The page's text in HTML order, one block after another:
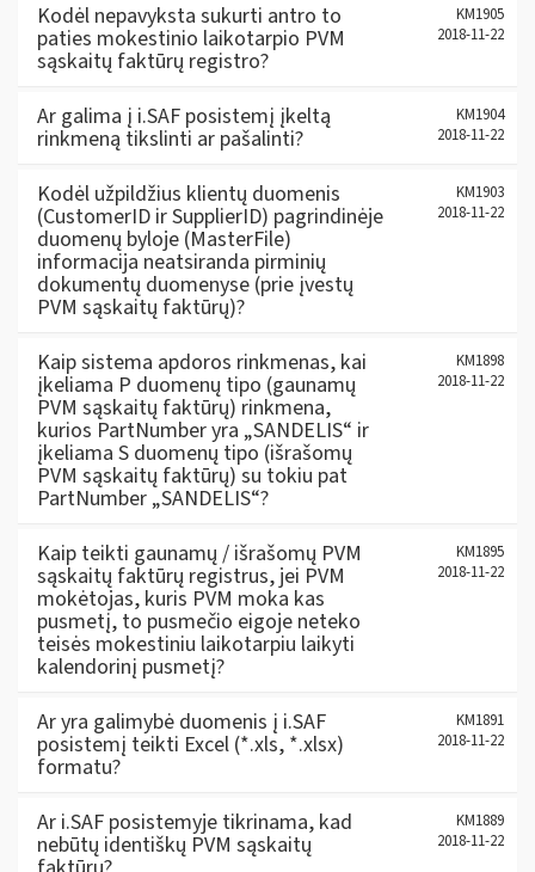
Kodėl nepavyksta sukurti antro to
paties mokestinio laikotarpio PVM
sąskaitų faktūrų registro?
KM1905
2018-11-22
Ar galima į i.SAF posistemį įkeltą
rinkmeną tikslinti ar pašalinti?
KM1904
2018-11-22
Kodėl užpildžius klientų duomenis
(CustomerID ir SupplierID) pagrindinėje
duomenų byloje (MasterFile)
informacija neatsiranda pirminių
dokumentų duomenyse (prie įvestų
PVM sąskaitų faktūrų)?
KM1903
2018-11-22
Kaip sistema apdoros rinkmenas, kai
įkeliama P duomenų tipo (gaunamų
PVM sąskaitų faktūrų) rinkmena,
kurios PartNumber yra „SANDELIS“ ir
įkeliama S duomenų tipo (išrašomų
PVM sąskaitų faktūrų) su tokiu pat
PartNumber „SANDELIS“?
KM1898
2018-11-22
Kaip teikti gaunamų / išrašomų PVM
sąskaitų faktūrų registrus, jei PVM
mokėtojas, kuris PVM moka kas
pusmetį, to pusmečio eigoje neteko
teisės mokestiniu laikotarpiu laikyti
kalendorinį pusmetį?
KM1895
2018-11-22
Ar yra galimybė duomenis į i.SAF
posistemį teikti Excel (*.xls, *.xlsx)
formatu?
KM1891
2018-11-22
Ar i.SAF posistemyje tikrinama, kad
nebūtų identiškų PVM sąskaitų
KM1889
2018-11-22